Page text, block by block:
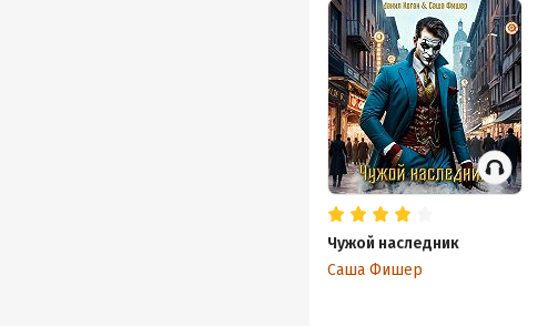
Чужой наследник
Саша Фишер